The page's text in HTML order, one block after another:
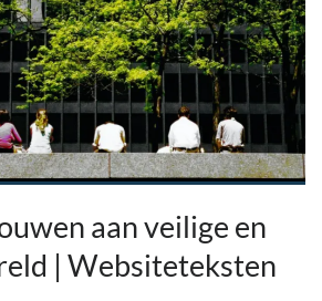
aan veilige en
| Websiteteksten